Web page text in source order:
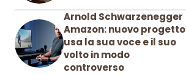
Arnold Schwarzenegger
Amazon: nuovo progetto
usa la sua voce e il suo
volto in modo
controverso